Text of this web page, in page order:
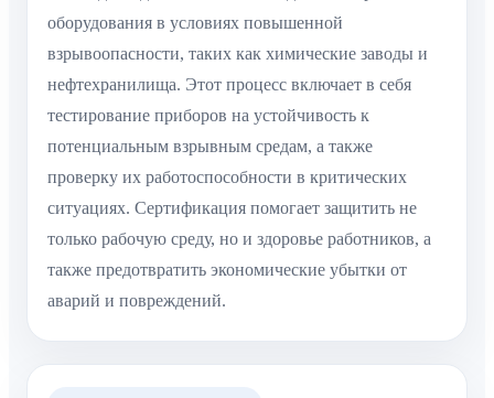
оборудования в условиях повышенной
взрывоопасности, таких как химические заводы и
нефтехранилища. Этот процесс включает в себя
тестирование приборов на устойчивость к
потенциальным взрывным средам, а также
проверку их работоспособности в критических
ситуациях. Сертификация помогает защитить не
только рабочую среду, но и здоровье работников, а
также предотвратить экономические убытки от
аварий и повреждений.